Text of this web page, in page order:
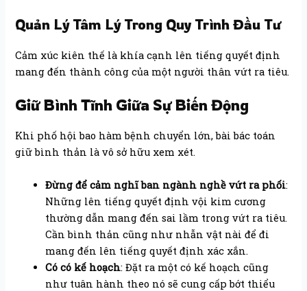
Quản Lý Tâm Lý Trong Quy Trình Đầu Tư
Cảm xúc kiên thế là khía cạnh lên tiếng quyết định
mang đến thành công của một người thân vứt ra tiêu.
Giữ Bình Tĩnh Giữa Sự Biến Động
Khi phố hội bao hàm bệnh chuyển lớn, bài bác toán
giữ bình thản là vô sở hữu xem xét.
Đừng để cảm nghĩ ban ngành nghề vứt ra phối:
Những lên tiếng quyết định vội kim cương
thường dẫn mang đến sai lầm trong vứt ra tiêu.
Cần bình thản cũng như nhẫn vật nài để đi
mang đến lên tiếng quyết định xác xắn.
Có có kế hoạch: Đặt ra một có kế hoạch cũng
như tuân hành theo nó sẽ cung cấp bớt thiểu